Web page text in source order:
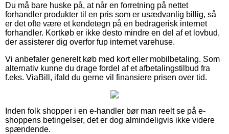
Du må bare huske på, at når en forretning på nettet
forhandler produkter til en pris som er usædvanlig billig, så
er det ofte være et kendetegn på en bedragerisk internet
forhandler. Kortkøb er ikke desto mindre en del af et lovbud,
der assisterer dig overfor fup internet varehuse.
Vi anbefaler generelt køb med kort eller mobilbetaling. Som
alternativ kunne du drage fordel af et afbetalingstilbud fra
f.eks. ViaBill, ifald du gerne vil finansiere prisen over tid.
Inden folk shopper i en e-handler bør man reelt se på e-
shoppens betingelser, det er dog almindeligvis ikke videre
spændende.